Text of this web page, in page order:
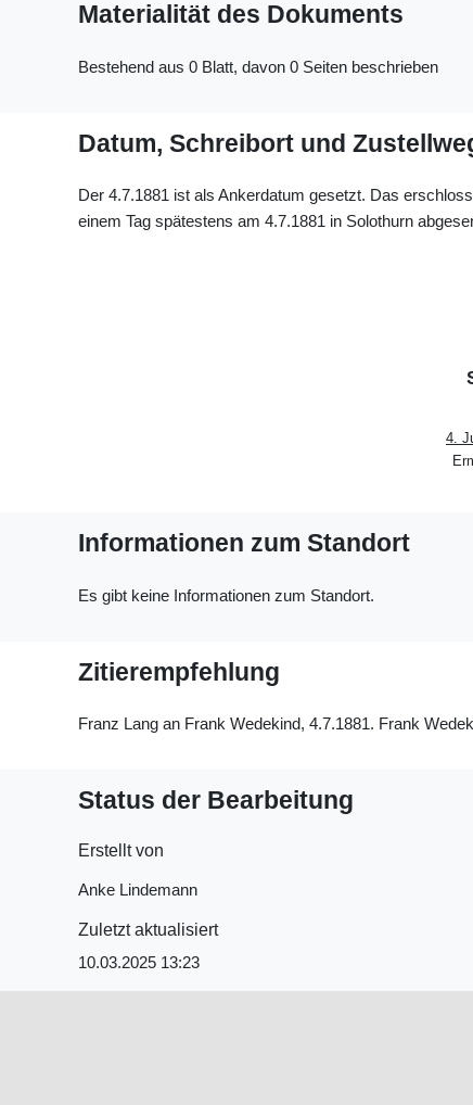
Materialität des Dokuments
Bestehend aus 0 Blatt, davon 0 Seiten beschrieben
Datum, Schreibort und
Der 4.7.1881 ist als Ankerdatum gesetzt. Das
einem Tag spätestens am 4.7.1881 in Solothurn
4.
Informationen zum Standort
Es gibt keine Informationen zum Standort.
Zitierempfehlung
Franz Lang an Frank Wedekind, 4.7.1881. Frank
Status der Bearbeitung
Erstellt von
Anke Lindemann
Zuletzt aktualisiert
10.03.2025 13:23